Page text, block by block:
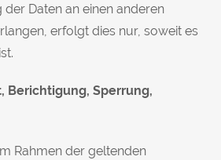
Daten an einen anderen
erfolgt dies nur, soweit es
Berichtigung, Sperrung,
Rahmen der geltenden